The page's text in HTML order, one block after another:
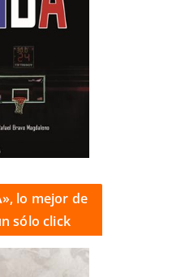
lo mejor de
sólo click